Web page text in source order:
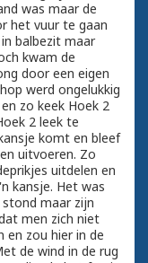
was maar de
het vuur te gaan
balbezit maar
kwam de
door een eigen
werd ongelukkig
zo keek Hoek 2
2 leek te
komt en bleef
uitvoeren. Zo
uitdelen en
kansje. Het was
maar zijn
men zich niet
en zou hier in de
de wind in de rug